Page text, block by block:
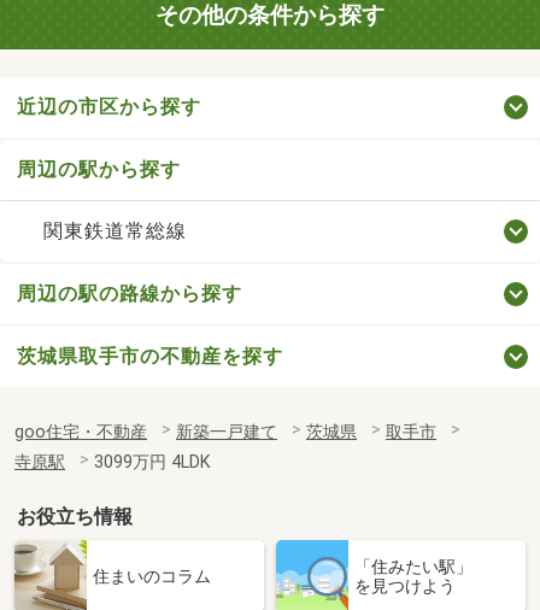
その他の条件から探す
近辺の市区から探す
周辺の駅から探す
関東鉄道常総線
周辺の駅の路線から探す
茨城県取手市の不動産を探す
goo住宅・不動産 新築一戸建て 茨城県
取手市
寺原駅
3099万円 4LDK
お役立ち情報
住まいのコラム
「住みたい駅」
を見つけよう